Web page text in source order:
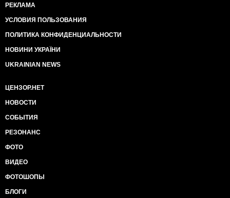
РЕКЛАМА
УСЛОВИЯ ПОЛЬЗОВАНИЯ
ПОЛИТИКА КОНФИДЕНЦИАЛЬНОСТИ
НОВИНИ УКРАЇНИ
UKRAINIAN NEWS
ЦЕНЗОР.НЕТ
НОВОСТИ
СОБЫТИЯ
РЕЗОНАНС
ФОТО
ВИДЕО
ФОТОШОПЫ
БЛОГИ